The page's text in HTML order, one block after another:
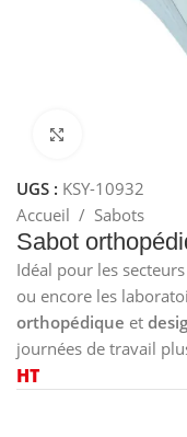
UGS : KSY-10932
Accueil / Sabots
Sabot
Idéal pour les
ou encore les
orthopédique et
journées de travail
HT